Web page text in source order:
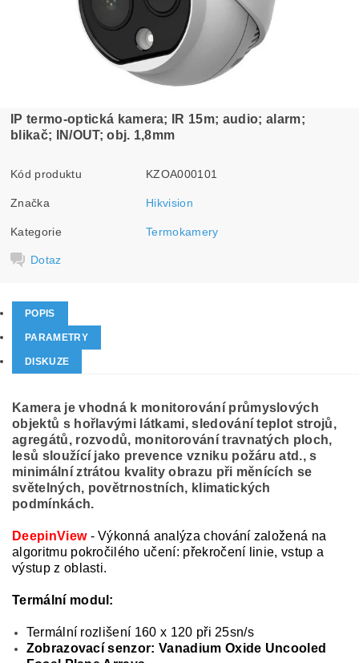
IP termo-optická kamera; IR 15m; audio; alarm;
blikač; IN/OUT; obj. 1,8mm
Kód produktu KZOA000101
Značka Hikvision
Kategorie Termokamery
Dotaz
POPIS
PARAMETRY
DISKUZE
Kamera je vhodná k monitorování průmyslových
objektů s hořlavými látkami, sledování teplot strojů,
agregátů, rozvodů, monitorování travnatých ploch,
lesů sloužící jako prevence vzniku požáru atd., s
minimální ztrátou kvality obrazu při měnících se
světelných, povětrnostních, klimatických
podmínkách.
DeepinView - Výkonná analýza chování založená na
algoritmu pokročilého učení: překročení linie, vstup a
výstup z oblasti.
Termální modul:
Termální rozlišení 160 x 120 při 25sn/s
Zobrazovací senzor: Vanadium Oxide Uncooled